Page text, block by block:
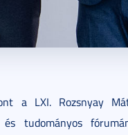
a LXI. Rozsnyay
és tudományos